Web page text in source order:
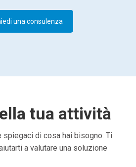
una consulenza
tua attività
spiegaci di cosa hai bisogno. Ti
a valutare una soluzione